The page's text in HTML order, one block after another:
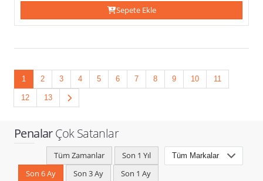
Sepete Ekle
1 2 3 4 5 6 7 8 9 10 11
12 13
PenalarÇok Satanlar
Tüm Zamanlar
Son 1 Yıl
Son 6 Ay
Son 3 Ay Son 1 Ay